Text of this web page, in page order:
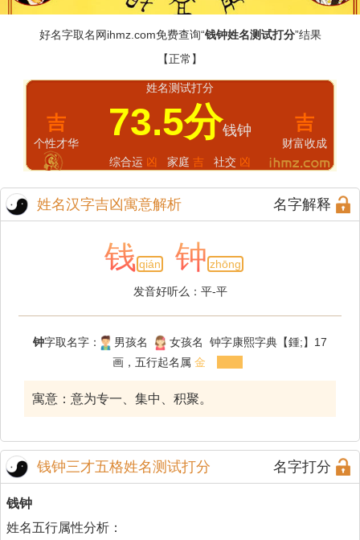
好名字取名网ihmz.com免费查询“钱钟姓名测试打分”结果
【正常】
吉
个性才华
姓名测试打分
73.5分钱钟
综合运 凶 家庭 吉 社交 凶
吉
财富收成
姓名汉字吉凶寓意解析 名字解释
钱 qián 钟 zhōng
发音好听么：平-平
钟字取名字： 男孩名
女孩名 钟字康熙字典【鍾;】17
画，五行起名属 金
寓意：意为专一、集中、积聚。
钱钟三才五格姓名测试打分 名字打分
钱钟
姓名五行属性分析：